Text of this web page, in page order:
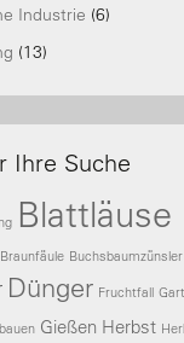
Industrie (6)
(13)
Ihre Suche
Blattläuse
Braunfäule Buchsbaumzünsler
Dünger Fruchtfall
Gießen Herbst